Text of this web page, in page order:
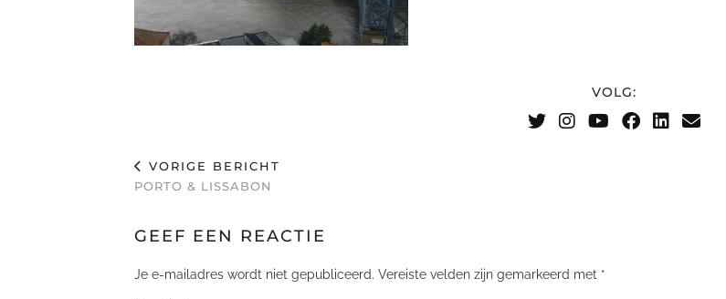
VOLG:
VORIGE BERICHT
PORTO & LISSABON
GEEF EEN REACTIE
Je e-mailadres wordt niet gepubliceerd. Vereiste velden zijn gemarkeerd met *